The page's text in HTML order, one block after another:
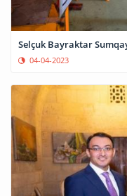
Selçuk Bayraktar
04-04-2023